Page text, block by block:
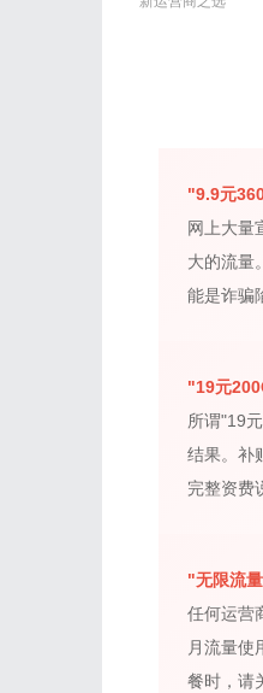
"9.9元
网上大量
大的流量
能是诈骗
"19元
所谓"19
结果。补
完整资费
"无限流
任何运营
月流量使
餐时，请